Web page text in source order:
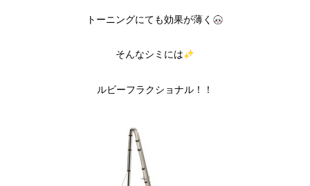
トーニングにても効果が薄く
そんなシミには
ルビーフラクショナル！！